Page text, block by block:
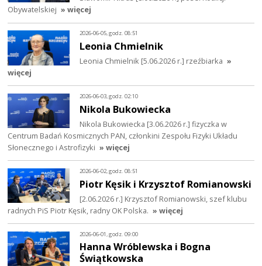
Obywatelskiej » więcej
2026-06-05, godz. 08:51
Leonia Chmielnik
Leonia Chmielnik [5.06.2026 r.] rzeźbiarka »
więcej
2026-06-03, godz. 02:10
Nikola Bukowiecka
Nikola Bukowiecka [3.06.2026 r.] fizyczka w
Centrum Badań Kosmicznych PAN, członkini Zespołu Fizyki Układu
Słonecznego i Astrofizyki » więcej
2026-06-02, godz. 08:51
Piotr Kęsik i Krzysztof Romianowski
[2.06.2026 r.] Krzysztof Romianowski, szef klubu
radnych PiS Piotr Kęsik, radny OK Polska. » więcej
2026-06-01, godz. 09:00
Hanna Wróblewska i Bogna
Świątkowska